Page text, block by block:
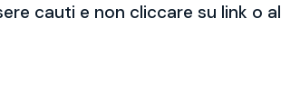
cauti e non cliccare su link